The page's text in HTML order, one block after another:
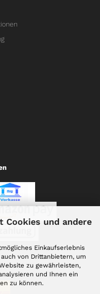
Cookies und andere
Einkaufserlebnis
von Drittanbietern, um
zu gewährleisten,
und Ihnen ein
zu können.